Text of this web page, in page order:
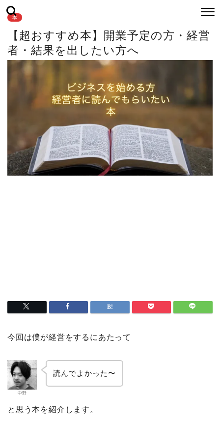
本
【超おすすめ本】開業予定の方・経営
者・結果を出したい方へ
今回は僕が経営をするにあたって
中野
読んでよかった〜
と思う本を紹介します。